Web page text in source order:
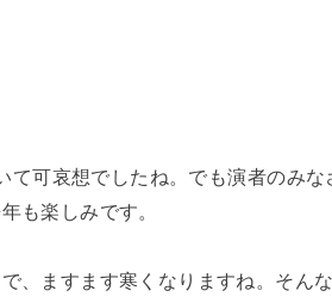
て可哀想でしたね。でも演者のみな
も楽しみです。
、ますます寒くなりますね。そん